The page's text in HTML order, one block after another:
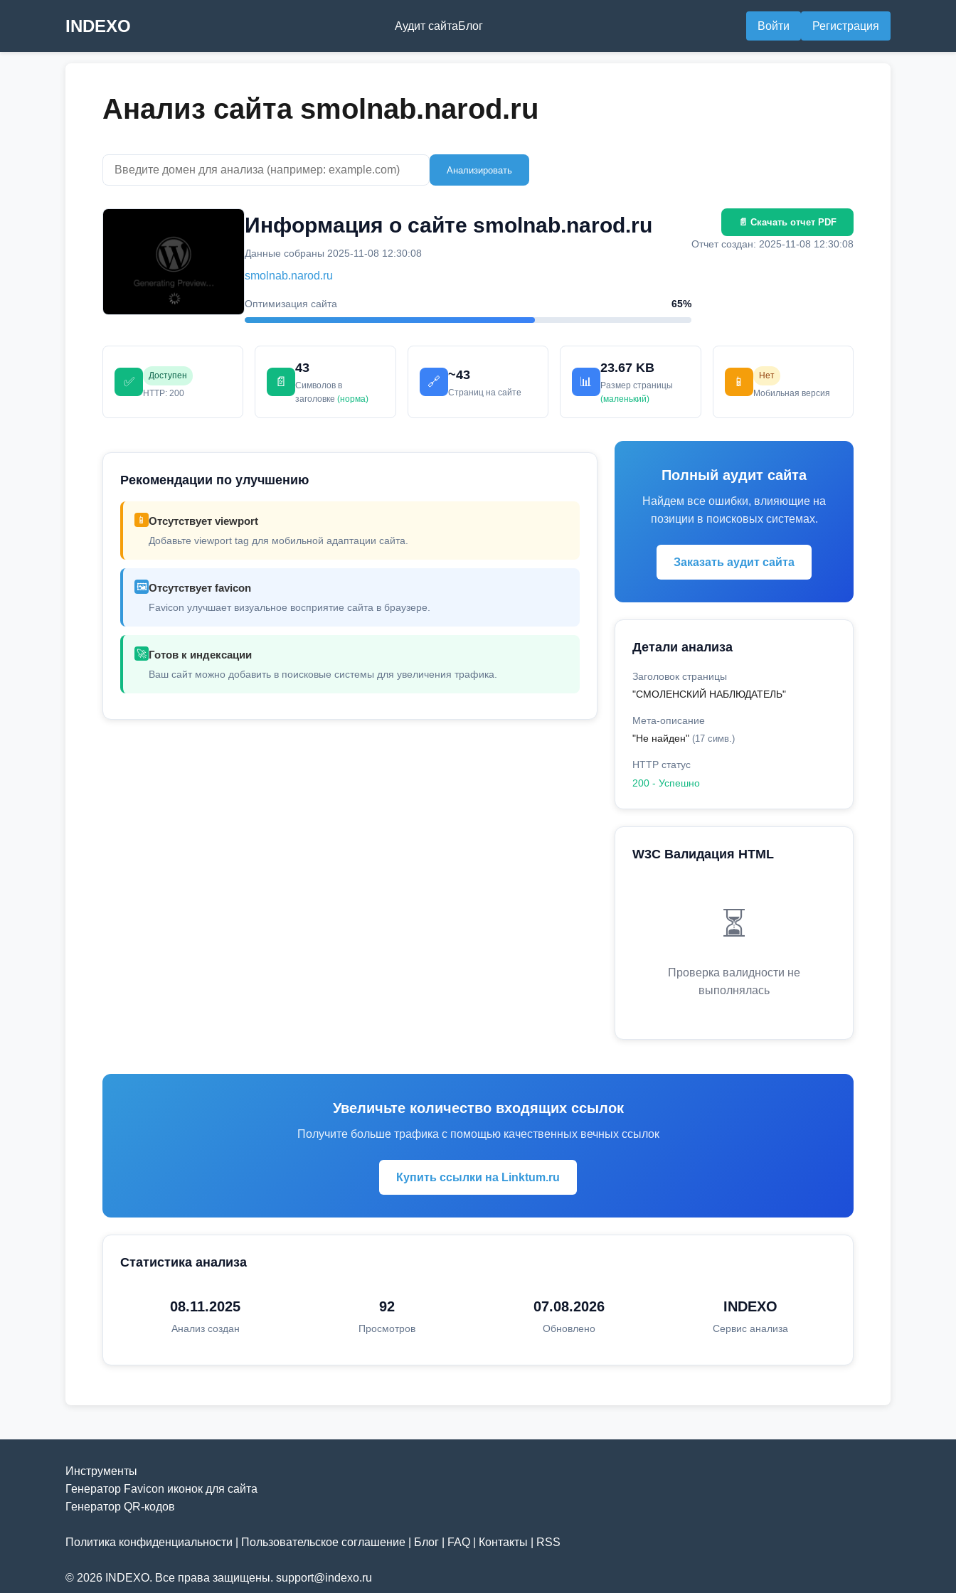
INDEXO Аудит сайтаБлог Войти Регистрация
Анализ сайта smolnab.narod.ru
Анализировать
Информация о сайте smolnab.narod.ru
Данные собраны 2025-11-08 12:30:08
smolnab.narod.ru
Оптимизация сайта 65%
📄 Скачать отчет PDF
Отчет создан: 2025-11-08 12:30:08
✅
Доступен
HTTP: 200
📄
43
Символов в
заголовке(норма)
🔗
~43
Страниц на сайте
📊
23.67 KB
Размер страницы
(маленький)
📱
Нет
Мобильная версия
Рекомендации по улучшению
📱 Отсутствует viewport
Добавьте viewport tag для мобильной адаптации сайта.
🖼️Отсутствует favicon
Favicon улучшает визуальное восприятие сайта в браузере.
🚀 Готов к индексации
Ваш сайт можно добавить в поисковые системы для увеличения трафика.
Полный аудит сайта
Найдем все ошибки, влияющие на
позиции в поисковых системах.
Заказать аудит сайта
Детали анализа
Заголовок страницы
"СМОЛЕНСКИЙ НАБЛЮДАТЕЛЬ"
Мета-описание
"Не найден" (17 симв.)
HTTP статус
200 - Успешно
W3C Валидация HTML
⏳
Проверка валидности не
выполнялась
Увеличьте количество входящих ссылок
Получите больше трафика с помощью качественных вечных ссылок
Купить ссылки на Linktum.ru
Статистика анализа
08.11.2025
Анализ создан
92
Просмотров
07.08.2026
Обновлено
INDEXO
Сервис анализа
Инструменты
Генератор Favicon иконок для сайта
Генератор QR-кодов
Политика конфиденциальности Пользовательское соглашение Блог FAQ Контакты RSS
© 2026 INDEXO. Все права защищены. support@indexo.ru